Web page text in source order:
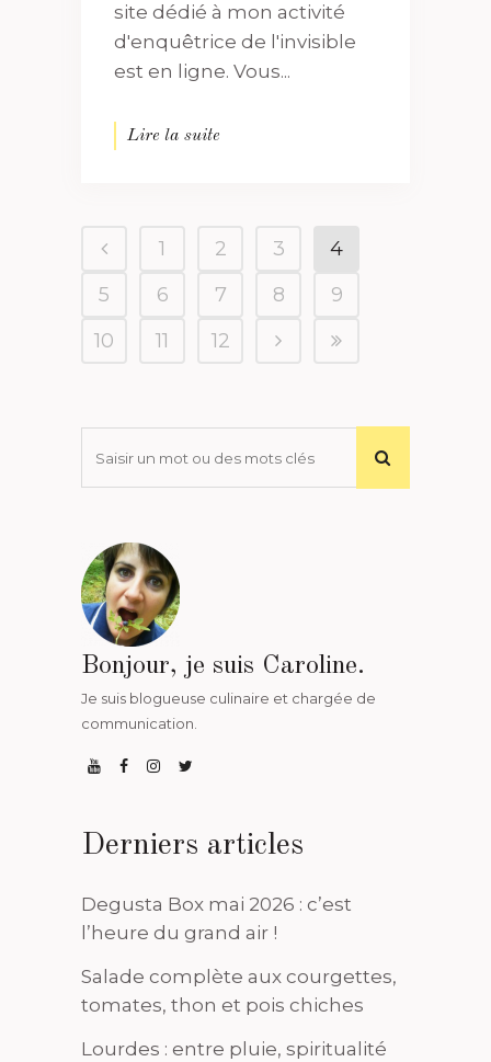
site dédié à mon activité
d'enquêtrice de l'invisible
est en ligne. Vous...
Lire la suite
1 2 3
4
5
6 7 8
9
10
11 12
Bonjour, je suis Caroline.
Je suis blogueuse culinaire et chargée de
communication.
Derniers articles
Degusta Box mai 2026 : c’est
l’heure du grand air !
Salade complète aux courgettes,
tomates, thon et pois chiches
Lourdes : entre pluie, spiritualité